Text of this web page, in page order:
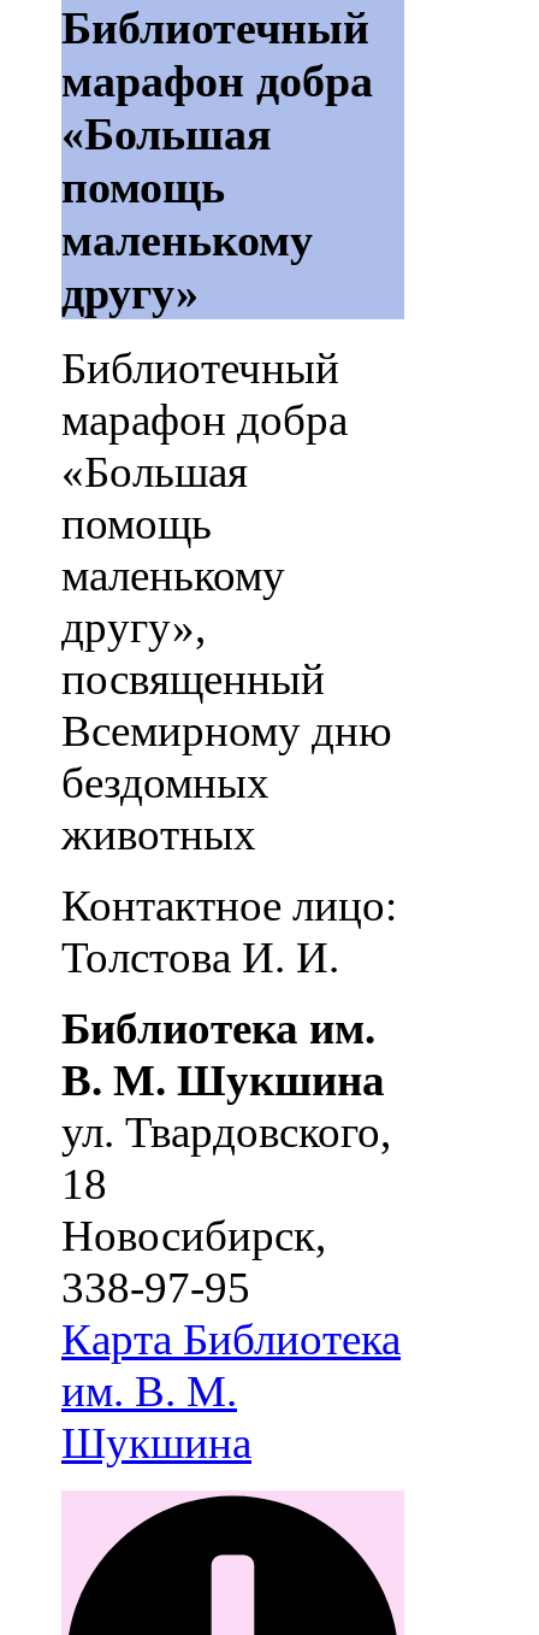
Библиотечный
марафон добра
«Большая
помощь
маленькому
другу»
Библиотечный
марафон добра
«Большая
помощь
маленькому
другу»,
посвященный
Всемирному дню
бездомных
животных
Контактное лицо:
Толстова И. И.
Библиотека им.
В. М. Шукшина
ул. Твардовского,
18
Новосибирск,
338-97-95
Карта Библиотека
им. В. М.
Шукшина